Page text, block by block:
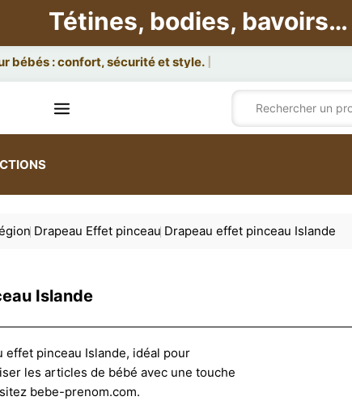
Tétines, bodies, bavoirs…
Drapeau Effet pinceau Drapeau effet pinceau Islande
Islande